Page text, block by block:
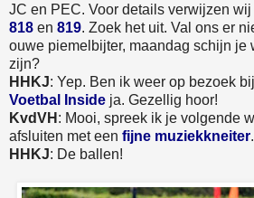
JC en PEC. Voor details verwijzen
818 en 819. Zoek het uit. Val ons er
ouwe piemelbijter, maandag schijn je
zijn?
HHKJ: Yep. Ben ik weer op bezoek
Voetbal Inside ja. Gezellig hoor!
KvdVH : Mooi, spreek ik je volgende
afsluiten met een fijne muziekkneiter
HHKJ: De ballen!